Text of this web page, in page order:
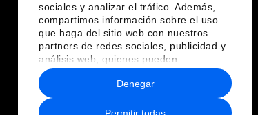
sociales y analizar el tráfico. Además,
compartimos información sobre el uso
que haga del sitio web con nuestros
partners de redes sociales, publicidad y
análisis web, quienes pueden
combinarla con otra información que les
haya proporcionado o que hayan
recopilado a partir del uso que haya
hecho de sus servicios.
Permitir todas
Denegar